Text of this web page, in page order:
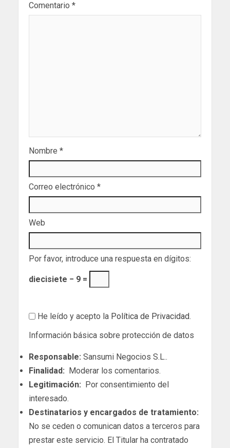
Comentario *
Nombre *
Correo electrónico *
Web
Por favor, introduce una respuesta en dígitos:
diecisiete − 9 =
He leído y acepto la Política de Privacidad.
Información básica sobre protección de datos
Responsable: Sansumi Negocios S.L..
Finalidad: Moderar los comentarios.
Legitimación: Por consentimiento del
interesado.
Destinatarios y encargados de tratamiento:
No se ceden o comunican datos a terceros para
prestar este servicio. El Titular ha contratado